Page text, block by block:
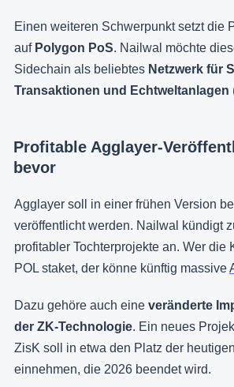
Einen weiteren Schwerpunkt setzt die
auf Polygon PoS. Nailwal möchte
Sidechain als beliebtes Netzwerk für
Transaktionen und Echtweltanlagen
Profitable Agglayer-
bevor
Agglayer soll in einer frühen Version
veröffentlicht werden. Nailwal kündigt
profitabler Tochterprojekte an. Wer die
POL staket, der könne künftig massive
Dazu gehöre auch eine veränderte
der ZK-Technologie. Ein neues
ZisK soll in etwa den Platz der
einnehmen, die 2026 beendet wird.